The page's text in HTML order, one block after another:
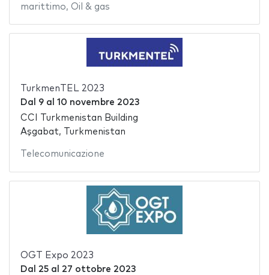
marittimo, Oil & gas
TurkmenTEL 2023
Dal 9al 10 novembre 2023
CCI Turkmenistan Building
Aşgabat, Turkmenistan
Telecomunicazione
OGT Expo 2023
Dal 25al 27 ottobre 2023